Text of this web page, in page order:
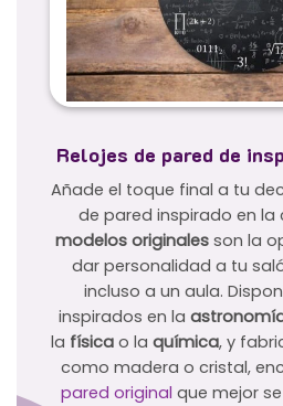
Relojes de pared de
Añade el toque final a tu
de pared inspirado en la
modelos originalesson la
dar personalidad a tu
incluso a un aula.
inspirados en la
la física o la química, y
como madera o cristal,
pared original que mejor